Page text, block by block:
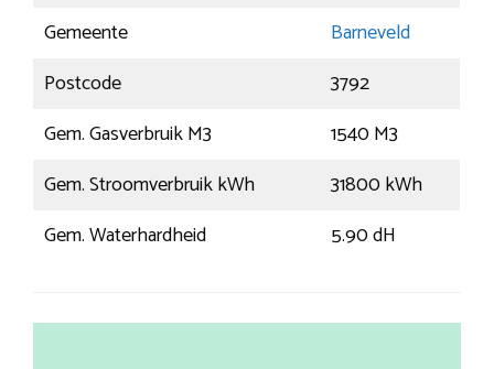
Gemeente
Barneveld
Postcode
3792
Gem. Gasverbruik M3
1540 M3
Gem. Stroomverbruik kWh
31800 kWh
Gem. Waterhardheid
5.90 dH